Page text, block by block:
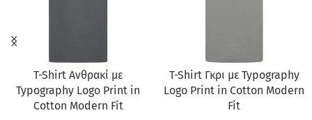
T-Shirt Ανθρακί με
Typography Logo Print in
Cotton Modern Fit
T-Shirt Γκρι με Typography
Logo Print in Cotton Modern
Fit